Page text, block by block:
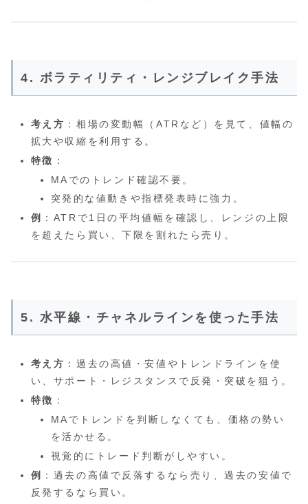
4. ボラティリティ・レンジブレイク手法
考え方 ：相場の変動幅（ATRなど）を見て、値幅の
拡大や収縮を利用する。
特徴 ：
MAでのトレンド確認不要。
突発的な値動きや指標発表時に強力。
例
：ATRで1日の平均値幅を確認し、レンジの上限
を超えたら買い、下限を割れたら売り。
5. 水平線・チャネルラインを使った手法
考え方 ：過去の高値・安値やトレンドラインを使
い、サポート・レジスタンスで反発・突破を狙う。
特徴 ：
MAでトレンドを判断しなくても、価格の勢い
を活かせる。
視覚的にトレード判断がしやすい。
例
：過去の高値で反落するなら売り、過去の安値で
反発するなら買い。